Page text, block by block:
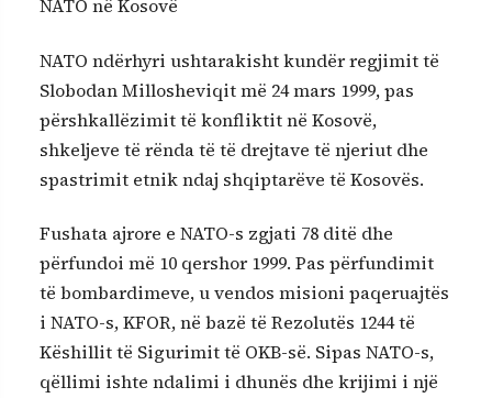
NATO në Kosovë
NATO ndërhyri ushtarakisht kundër regjimit të
Slobodan Millosheviqit më 24 mars 1999, pas
përshkallëzimit të konfliktit në Kosovë,
shkeljeve të rënda të të drejtave të njeriut dhe
spastrimit etnik ndaj shqiptarëve të Kosovës.
Fushata ajrore e NATO-s zgjati 78 ditë dhe
përfundoi më 10 qershor 1999. Pas përfundimit
të bombardimeve, u vendos misioni paqeruajtës
i NATO-s, KFOR, në bazë të Rezolutës 1244 të
Këshillit të Sigurimit të OKB-së. Sipas NATO-s,
qëllimi ishte ndalimi i dhunës dhe krijimi i një